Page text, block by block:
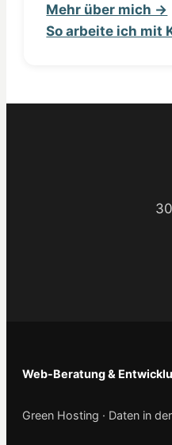
Mehr über mich →
So arbeite ich mit
Web-Beratung &
Green Hosting · Daten in